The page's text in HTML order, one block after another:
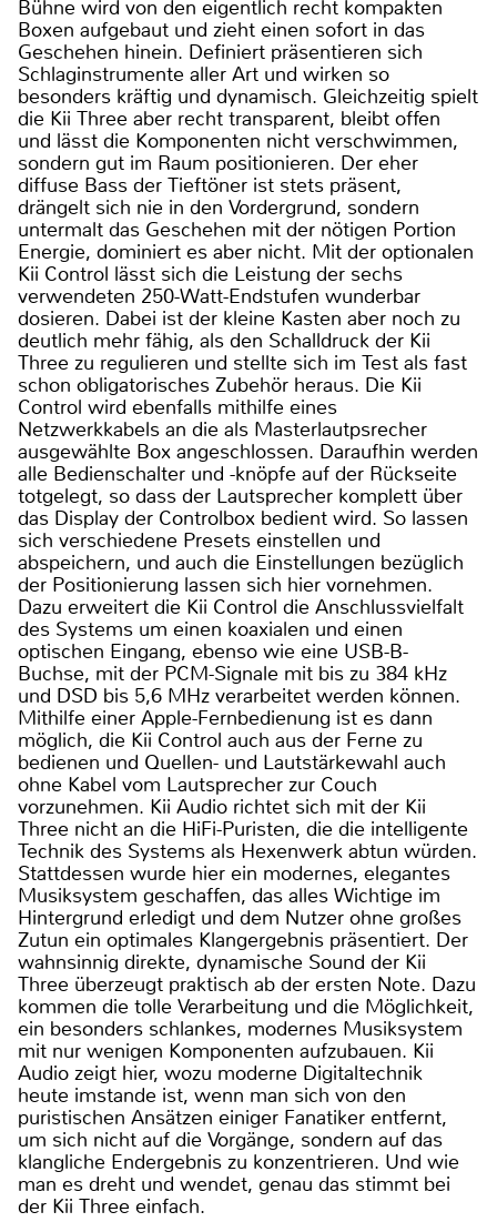
Bühne wird von den eigentlich recht kompakten
Boxen aufgebaut und zieht einen sofort in das
Geschehen hinein. Definiert präsentieren sich
Schlaginstrumente aller Art und wirken so
besonders kräftig und dynamisch. Gleichzeitig spielt
die Kii Three aber recht transparent, bleibt offen
und lässt die Komponenten nicht verschwimmen,
sondern gut im Raum positionieren. Der eher
diffuse Bass der Tieftöner ist stets präsent,
drängelt sich nie in den Vordergrund, sondern
untermalt das Geschehen mit der nötigen Portion
Energie, dominiert es aber nicht. Mit der optionalen
Kii Control lässt sich die Leistung der sechs
verwendeten 250-Watt-Endstufen wunderbar
dosieren. Dabei ist der kleine Kasten aber noch zu
deutlich mehr fähig, als den Schalldruck der Kii
Three zu regulieren und stellte sich im Test als fast
schon obligatorisches Zubehör heraus. Die Kii
Control wird ebenfalls mithilfe eines
Netzwerkkabels an die als Masterlautpsrecher
ausgewählte Box angeschlossen. Daraufhin werden
alle Bedienschalter und -knöpfe auf der Rückseite
totgelegt, so dass der Lautsprecher komplett über
das Display der Controlbox bedient wird. So lassen
sich verschiedene Presets einstellen und
abspeichern, und auch die Einstellungen bezüglich
der Positionierung lassen sich hier vornehmen.
Dazu erweitert die Kii Control die Anschlussvielfalt
des Systems um einen koaxialen und einen
optischen Eingang, ebenso wie eine USB-B-
Buchse, mit der PCM-Signale mit bis zu 384 kHz
und DSD bis 5,6 MHz verarbeitet werden können.
Mithilfe einer Apple-Fernbedienung ist es dann
möglich, die Kii Control auch aus der Ferne zu
bedienen und Quellen- und Lautstärkewahl auch
ohne Kabel vom Lautsprecher zur Couch
vorzunehmen. Kii Audio richtet sich mit der Kii
Three nicht an die HiFi-Puristen, die die intelligente
Technik des Systems als Hexenwerk abtun würden.
Stattdessen wurde hier ein modernes, elegantes
Musiksystem geschaffen, das alles Wichtige im
Hintergrund erledigt und dem Nutzer ohne großes
Zutun ein optimales Klangergebnis präsentiert. Der
wahnsinnig direkte, dynamische Sound der Kii
Three überzeugt praktisch ab der ersten Note. Dazu
kommen die tolle Verarbeitung und die Möglichkeit,
ein besonders schlankes, modernes Musiksystem
mit nur wenigen Komponenten aufzubauen. Kii
Audio zeigt hier, wozu moderne Digitaltechnik
heute imstande ist, wenn man sich von den
puristischen Ansätzen einiger Fanatiker entfernt,
um sich nicht auf die Vorgänge, sondern auf das
klangliche Endergebnis zu konzentrieren. Und wie
man es dreht und wendet, genau das stimmt bei
der Kii Three einfach.